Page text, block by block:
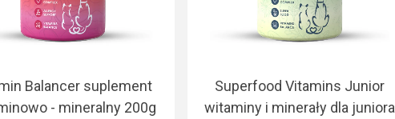
Balancer suplement
- mineralny 200g
Superfood Vitamins Junior
witaminy i minerały dla juniora